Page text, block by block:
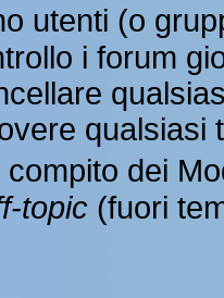
utenti (o
i forum
qualsiasi
compito dei
topic (fuori